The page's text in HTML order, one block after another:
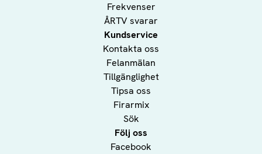
Frekvenser
ÅRTV svarar
Kundservice
Kontakta oss
Felanmälan
Tillgänglighet
Tipsa oss
Firarmix
Sök
Följ oss
Facebook